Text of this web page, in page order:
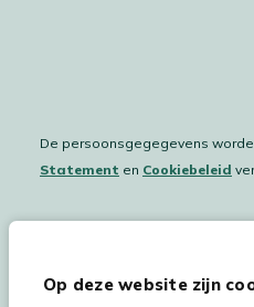
Op deze website zijn
De persoonsgegegevens
Statement en Cookiebeleid
Hulp & service